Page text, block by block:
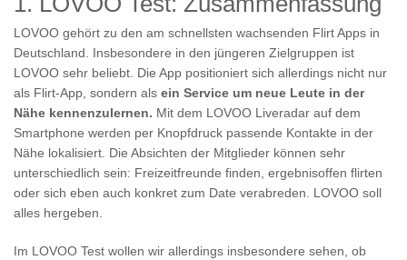
LOVOO gehört zu den am schnellsten wachsenden Flirt Apps in
Deutschland. Insbesondere in den jüngeren Zielgruppen ist
LOVOO sehr beliebt. Die App positioniert sich allerdings nicht nur
als Flirt-App, sondern als ein Service um neue Leute in der
Nähe kennenzulernen. Mit dem LOVOO Liveradar auf dem
Smartphone werden per Knopfdruck passende Kontakte in der
Nähe lokalisiert. Die Absichten der Mitglieder können sehr
unterschiedlich sein: Freizeitfreunde finden, ergebnisoffen flirten
oder sich eben auch konkret zum Date verabreden. LOVOO soll
alles hergeben.
Im LOVOO Test wollen wir allerdings insbesondere sehen, ob